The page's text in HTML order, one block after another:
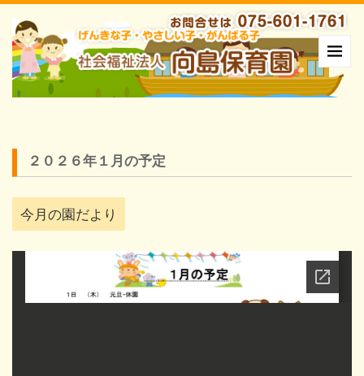
２０２６年１月の予定
今月の園だより